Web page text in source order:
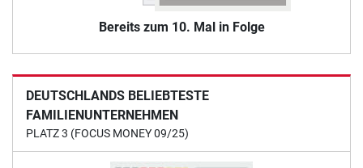
Bereits zum 10. Mal in Folge
DEUTSCHLANDS BELIEBTESTE
FAMILIENUNTERNEHMEN
PLATZ 3 (FOCUS MONEY 09/25)